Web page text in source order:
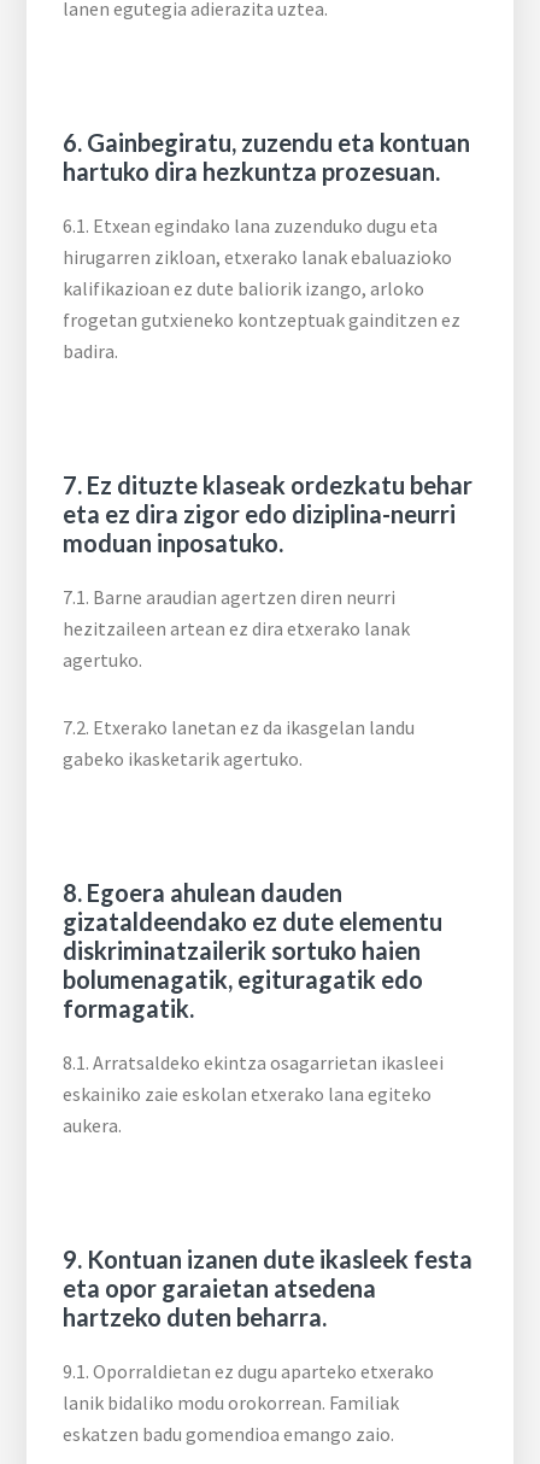
lanen egutegia adierazita uztea.
6. Gainbegiratu, zuzendu eta kontuan
hartuko dira hezkuntza prozesuan.
6.1. Etxean egindako lana zuzenduko dugu eta
hirugarren zikloan, etxerako lanak ebaluazioko
kalifikazioan ez dute baliorik izango, arloko
frogetan gutxieneko kontzeptuak gainditzen ez
badira.
7. Ez dituzte klaseak ordezkatu behar
eta ez dira zigor edo diziplina-neurri
moduan inposatuko.
7.1. Barne araudian agertzen diren neurri
hezitzaileen artean ez dira etxerako lanak
agertuko.
7.2. Etxerako lanetan ez da ikasgelan landu
gabeko ikasketarik agertuko.
8. Egoera ahulean dauden
gizataldeendako ez dute elementu
diskriminatzailerik sortuko haien
bolumenagatik, egituragatik edo
formagatik.
8.1. Arratsaldeko ekintza osagarrietan ikasleei
eskainiko zaie eskolan etxerako lana egiteko
aukera.
9. Kontuan izanen dute ikasleek festa
eta opor garaietan atsedena
hartzeko duten beharra.
9.1. Oporraldietan ez dugu aparteko etxerako
lanik bidaliko modu orokorrean. Familiak
eskatzen badu gomendioa emango zaio.